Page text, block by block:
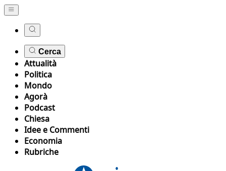
Cerca
Attualità
Politica
Mondo
Agorà
Podcast
Chiesa
Idee e Commenti
Economia
Rubriche